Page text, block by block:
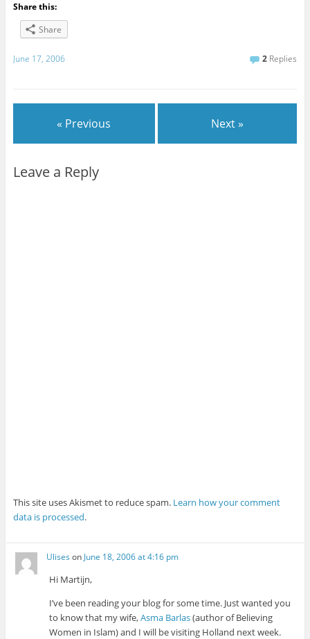
Share this:
Share
June 17, 2006 2 Replies
« Previous Next »
Leave a Reply
This site uses Akismet to reduce spam. Learn how your comment
data is processed.
Ulises on June 18, 2006 at 4:16 pm
Hi Martijn,
I’ve been reading your blog for some time. Just wanted you
to know that my wife,Asma Barlas(author of Believing
Women in Islam) and I will be visiting Holland next week.